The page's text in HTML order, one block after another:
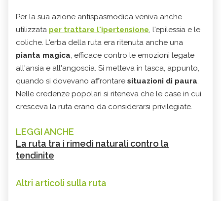
Per la sua azione antispasmodica veniva anche
utilizzata per trattare l'ipertensione, l'epilessia e le
coliche. L'erba della ruta era ritenuta anche una
pianta magica, efficace contro le emozioni legate
all'ansia e all'angoscia. Si metteva in tasca, appunto,
quando si dovevano affrontare situazioni di paura.
Nelle credenze popolari si riteneva che le case in cui
cresceva la ruta erano da considerarsi privilegiate.
LEGGI ANCHE
La ruta tra i rimedi naturali contro la
tendinite
Altri articoli sulla ruta